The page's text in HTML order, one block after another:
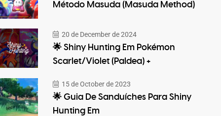
Método Masuda (Masuda Method)
20 de December de 2024
🌟 Shiny Hunting Em Pokémon
Scarlet/Violet (Paldea) +
15 de October de 2023
🌟 Guia De Sanduíches Para Shiny
Hunting Em